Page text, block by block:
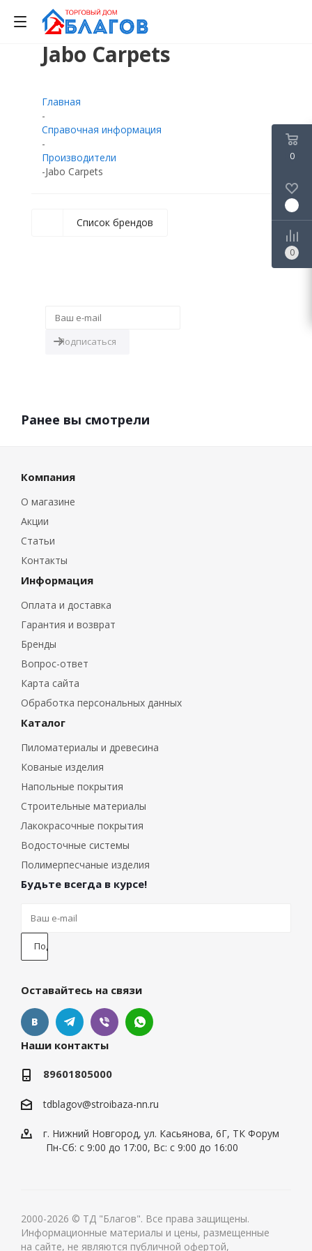
Jabo Carpets
Главная
-
Справочная информация
-
Производители
-Jabo Carpets
Список брендов
Ранее вы смотрели
Компания
О магазине
Акции
Статьи
Контакты
Информация
Оплата и доставка
Гарантия и возврат
Бренды
Вопрос-ответ
Карта сайта
Обработка персональных данных
Каталог
Пиломатериалы и древесина
Кованые изделия
Напольные покрытия
Строительные материалы
Лакокрасочные покрытия
Водосточные системы
Полимерпесчаные изделия
Будьте всегда в курсе!
Оставайтесь на связи
Наши контакты
89601805000
tdblagov@stroibaza-nn.ru
г. Нижний Новгород, ул. Касьянова, 6Г, ТК Форум
Пн-Сб: с 9:00 до 17:00, Вс: с 9:00 до 16:00
2000-2026 © ТД "Благов". Все права защищены.
Информационные материалы и цены, размещенные
на сайте, не являются публичной офертой,
0
0